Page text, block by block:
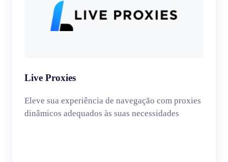
Live Proxies
Eleve sua experiência de navegação com proxies
dinâmicos adequados às suas necessidades